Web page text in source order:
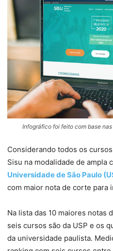
Infográfico foi feito com base
Considerando todos os
Sisu na modalidade de ampla
Universidade de São Paulo
com maior nota de corte para
Na lista das 10 maiores notas
seis cursos são da USP e os
da universidade paulista.